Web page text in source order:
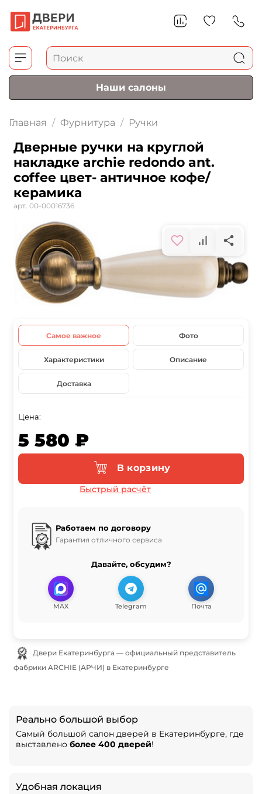
Наши салоны
Главная Фурнитура Ручки
Дверные ручки на круглой
накладке archie redondo ant.
coffee цвет- античное кофе/
керамика
арт. 00-00016736
Самое важное Фото
Характеристики Описание
Доставка
Цена:
5 580 ₽
В корзину
Быстрый расчёт
Работаем по договору
Гарантия отличного сервиса
Давайте, обсудим?
MAX Telegram Почта
фабрики ARCHIE (АРЧИ) в Екатеринбурге
Реально большой выбор
Самый большой салон дверей в Екатеринбурге, где
выставлено более 400 дверей!
Удобная локация